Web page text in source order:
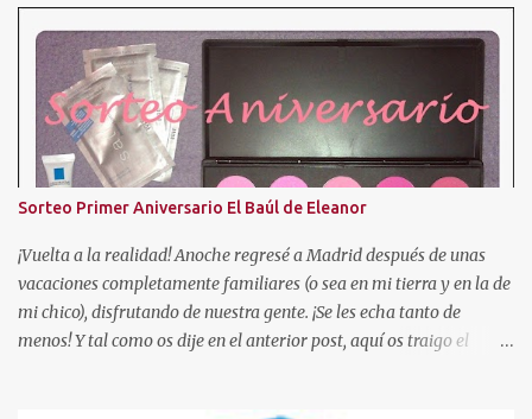
Sorteo Primer Aniversario El Baúl de Eleanor
¡Vuelta a la realidad! Anoche regresé a Madrid después de unas
vacaciones completamente familiares (o sea en mi tierra y en la de
mi chico), disfrutando de nuestra gente. ¡Se les echa tanto de
menos! Y tal como os dije en el anterior post, aquí os traigo el